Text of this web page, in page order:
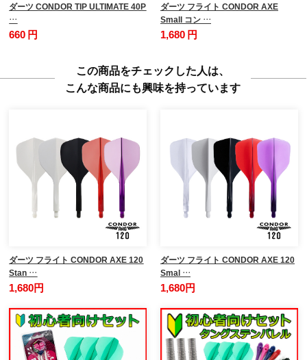
ダーツ CONDOR TIP ULTIMATE 40P
…
660 円
ダーツ フライト CONDOR AXE
Small コン …
1,680 円
この商品をチェックした人は、
こんな商品にも興味を持っています
ダーツ フライト CONDOR AXE 120
Stan …
1,680円
ダーツ フライト CONDOR AXE 120
Smal …
1,680円